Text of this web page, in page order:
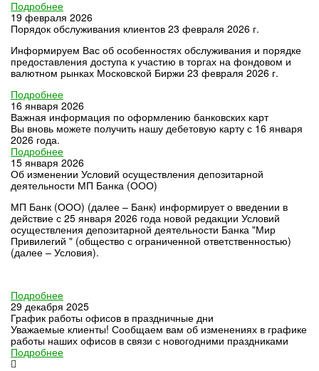
Подробнее
19 февраля 2026
Порядок обслуживания клиентов 23 февраля 2026 г.
Информируем Вас об особенностях обслуживания и порядке
предоставления доступа к участию в торгах на фондовом и
валютном рынках Московской Биржи 23 февраля 2026 г.
Подробнее
16 января 2026
Важная информация по оформлению банковских карт
Вы вновь можете получить нашу дебетовую карту с 16 января
2026 года.
Подробнее
15 января 2026
Об изменении Условий осуществления депозитарной
деятельности МП Банка (ООО)
МП Банк (ООО) (далее – Банк) информирует о введении в
действие с 25 января 2026 года новой редакции Условий
осуществления депозитарной деятельности Банка "Мир
Привилегий " (общество с ограниченной ответственностью)
(далее – Условия).
Подробнее
29 декабря 2025
График работы офисов в праздничные дни
Уважаемые клиенты! Сообщаем вам об изменениях в графике
работы наших офисов в связи с новогодними праздниками
Подробнее